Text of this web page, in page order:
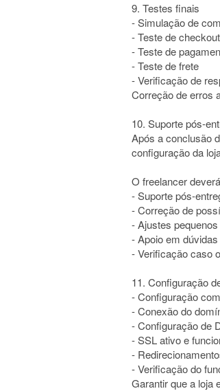
9. Testes finais
- Simulação de
- Teste de checkout
- Teste de
- Teste de frete
- Verificação de
Correção de erros
10. Suporte pós-
Após a conclusão
configuração da
O freelancer
- Suporte pós-
- Correção de
- Ajustes
- Apoio em
- Verificação caso
11. Configuração
- Configuração
- Conexão do
- Configuração de
- SSL ativo e
-
- Verificação do
Garantir que a loja